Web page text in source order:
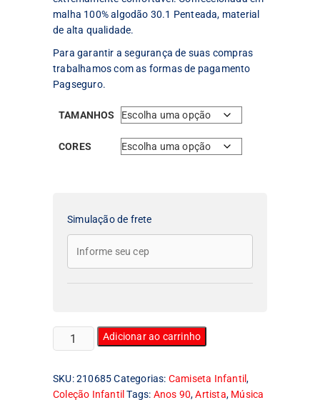
malha 100% algodão 30.1 Penteada, material
de alta qualidade.
Para garantir a segurança de suas compras
trabalhamos com as formas de pagamento
Pagseguro.
TAMANHOS
CORES
Simulação de frete
Camiseta
Infantil
Z
quantidade
Adicionar ao carrinho
SKU:210685 Categorias: Camiseta Infantil,
Coleção Infantil Tags: Anos 90,Artista, Música